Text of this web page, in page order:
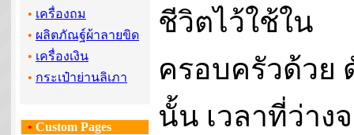
• เครื่องถม
• ผลิตภัณฐ์ผ้าลายขิด
• เครื่องเงิน
• กระเป๋าย่านลิเภา
• Custom Pages
ชีวิตไว้ใช้ใน
ครอบครัวด้วย
นั้น เวลาที่ว่าง